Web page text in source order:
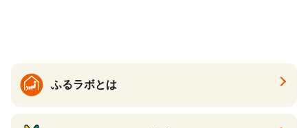
ギフト ふるさと納税 ）
ふるラボとは